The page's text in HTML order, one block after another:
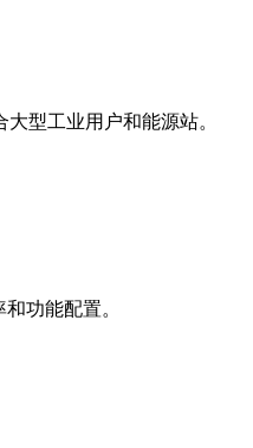
大型工业用户和能源站。
功能配置。